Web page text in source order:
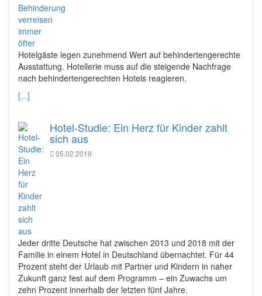
Hotelgäste legen zunehmend Wert auf behindertengerechte
Ausstattung. Hotellerie muss auf die steigende Nachfrage
nach behindertengerechten Hotels reagieren.
[...]
Hotel-Studie: Ein Herz für Kinder zahlt
sich aus
05.02.2019
Jeder dritte Deutsche hat zwischen 2013 und 2018 mit der
Familie in einem Hotel in Deutschland übernachtet. Für 44
Prozent steht der Urlaub mit Partner und Kindern in naher
Zukunft ganz fest auf dem Programm – ein Zuwachs um
zehn Prozent innerhalb der letzten fünf Jahre.